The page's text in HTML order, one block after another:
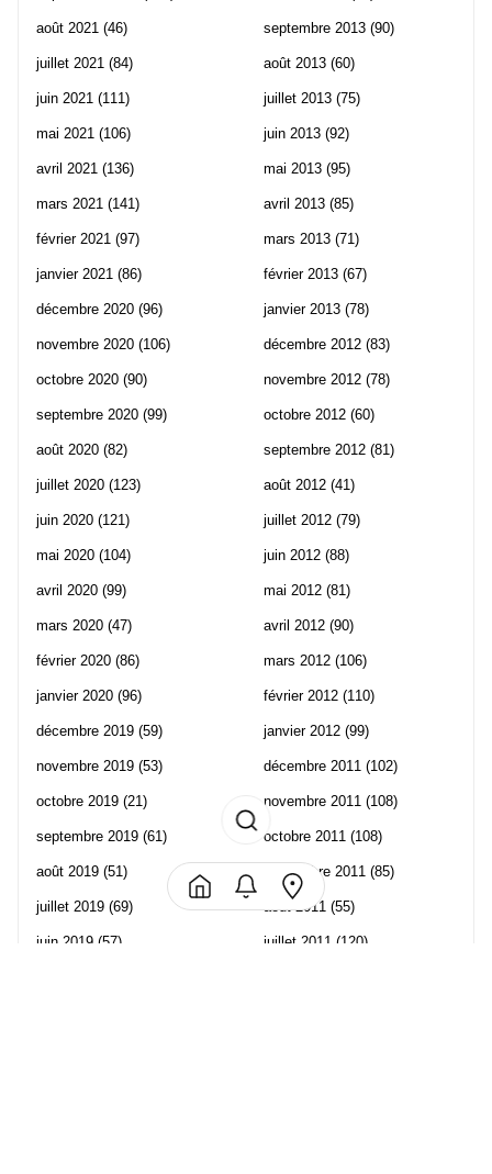
août 2021 (46)
juillet 2021 (84)
juin 2021 (111)
mai 2021 (106)
avril 2021 (136)
mars 2021 (141)
février 2021 (97)
janvier 2021 (86)
décembre 2020 (96)
novembre 2020 (106)
octobre 2020 (90)
septembre 2020 (99)
août 2020 (82)
juillet 2020 (123)
juin 2020 (121)
mai 2020 (104)
avril 2020 (99)
mars 2020 (47)
février 2020 (86)
janvier 2020 (96)
décembre 2019 (59)
novembre 2019 (53)
octobre 2019 (21)
septembre 2019 (61)
août 2019 (51)
juillet 2019 (69)
juin 2019 (57)
septembre 2013 (90)
août 2013 (60)
juillet 2013 (75)
juin 2013 (92)
mai 2013 (95)
avril 2013 (85)
mars 2013 (71)
février 2013 (67)
janvier 2013 (78)
décembre 2012 (83)
novembre 2012 (78)
octobre 2012 (60)
septembre 2012 (81)
août 2012 (41)
juillet 2012 (79)
juin 2012 (88)
mai 2012 (81)
avril 2012 (90)
mars 2012 (106)
février 2012 (110)
janvier 2012 (99)
décembre 2011 (102)
novembre 2011 (108)
octobre 2011 (108)
septembre 2011 (85)
août 2011 (55)
juillet 2011 (120)